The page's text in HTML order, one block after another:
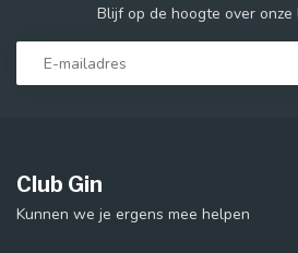
Blijf op de hoogte over
Club Gin
Kunnen we je ergens mee helpen